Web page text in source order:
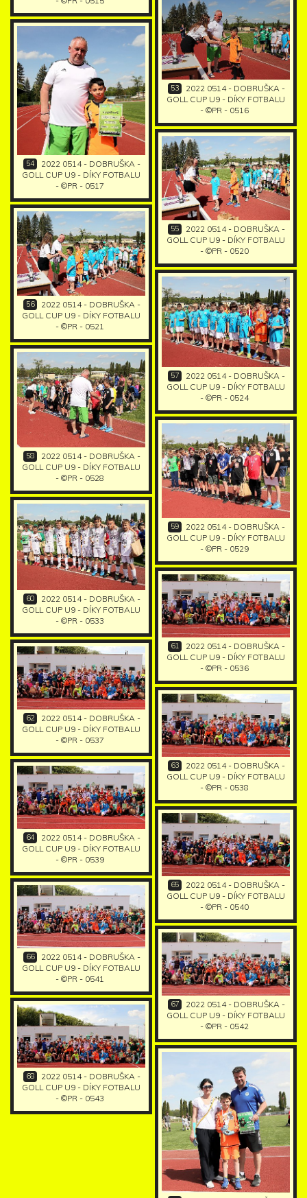
53
2022 0514 - DOBRUŠKA -
GOLL CUP U9 - DÍKY FOTBALU
- ©PR - 0516
54
2022 0514 - DOBRUŠKA -
GOLL CUP U9 - DÍKY FOTBALU
- ©PR - 0517
55
2022 0514 - DOBRUŠKA -
GOLL CUP U9 - DÍKY FOTBALU
- ©PR - 0520
56
2022 0514 - DOBRUŠKA -
GOLL CUP U9 - DÍKY FOTBALU
- ©PR - 0521
57
2022 0514 - DOBRUŠKA -
GOLL CUP U9 - DÍKY FOTBALU
- ©PR - 0524
58
2022 0514 - DOBRUŠKA -
GOLL CUP U9 - DÍKY FOTBALU
- ©PR - 0528
59
2022 0514 - DOBRUŠKA -
GOLL CUP U9 - DÍKY FOTBALU
- ©PR - 0529
60
2022 0514 - DOBRUŠKA -
GOLL CUP U9 - DÍKY FOTBALU
- ©PR - 0533
61
2022 0514 - DOBRUŠKA -
GOLL CUP U9 - DÍKY FOTBALU
- ©PR - 0536
62
2022 0514 - DOBRUŠKA -
GOLL CUP U9 - DÍKY FOTBALU
- ©PR - 0537
63
2022 0514 - DOBRUŠKA -
GOLL CUP U9 - DÍKY FOTBALU
- ©PR - 0538
64
2022 0514 - DOBRUŠKA -
GOLL CUP U9 - DÍKY FOTBALU
- ©PR - 0539
65
2022 0514 - DOBRUŠKA -
GOLL CUP U9 - DÍKY FOTBALU
- ©PR - 0540
66
2022 0514 - DOBRUŠKA -
GOLL CUP U9 - DÍKY FOTBALU
- ©PR - 0541
67
2022 0514 - DOBRUŠKA -
GOLL CUP U9 - DÍKY FOTBALU
- ©PR - 0542
68
2022 0514 - DOBRUŠKA -
GOLL CUP U9 - DÍKY FOTBALU
- ©PR - 0543